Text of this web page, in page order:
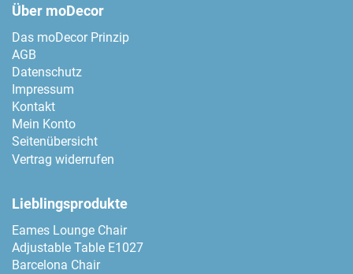
Über moDecor
Das moDecor Prinzip
AGB
Datenschutz
Impressum
Kontakt
Mein Konto
Seitenübersicht
Vertrag widerrufen
Lieblingsprodukte
Eames Lounge Chair
Adjustable Table E1027
Barcelona Chair